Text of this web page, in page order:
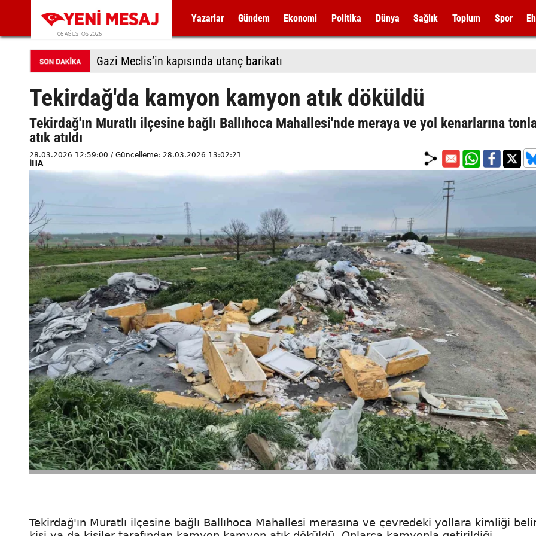
06 AĞUSTOS 2026
Yazarlar Gündem Ekonomi Politika Dünya Sağlık Toplum Spor
Gazi Meclis’in kapısında utanç barikatı
Tekirdağ'da kamyon kamyon atık döküldü
Tekirdağ'ın Muratlı ilçesine bağlı Ballıhoca Mahallesi'nde meraya ve yol kenarlarına
atık atıldı
28.03.2026 12:59:00 / Güncelleme: 28.03.2026 13:02:21
İHA
Tekirdağ'ın Muratlı ilçesine bağlı Ballıhoca Mahallesi merasına ve çevredeki yollara kimliği